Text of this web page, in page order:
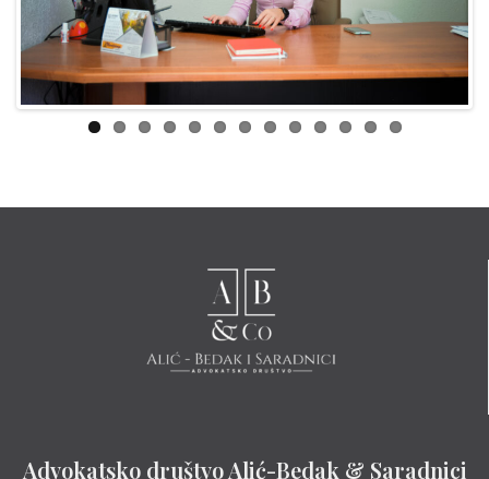
Advokatsko društvo Alić-Bedak & Saradnici